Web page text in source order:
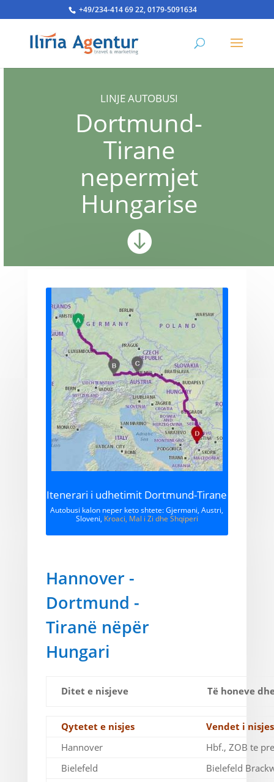
+49/234-414 69 22, 0179-5091634
LINJE AUTOBUSI
Dortmund-
Tirane
nepermjet
Hungarise

Itenerari i udhetimit Dortmund-Tirane
Autobusi kalon neper keto shtete: Gjermani, Austri,
Sloveni, Kroaci, Mal i Zi dhe Shqiperi
Hannover -
Dortmund -
Tiranë nëpër
Hungari
Ditet e nisjeve Të honeve
Qytetet e nisjes
Vendet i nisjes
Hannover
Hbf., ZOB te
Bielefeld
Bielefeld